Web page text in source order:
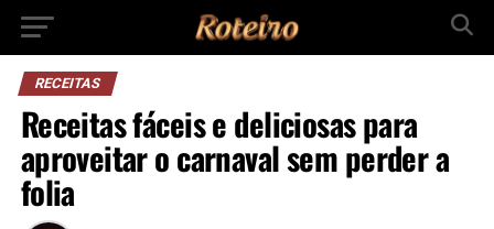
RECEITAS
Receitas fáceis e deliciosas para
aproveitar o carnaval sem perder a
folia